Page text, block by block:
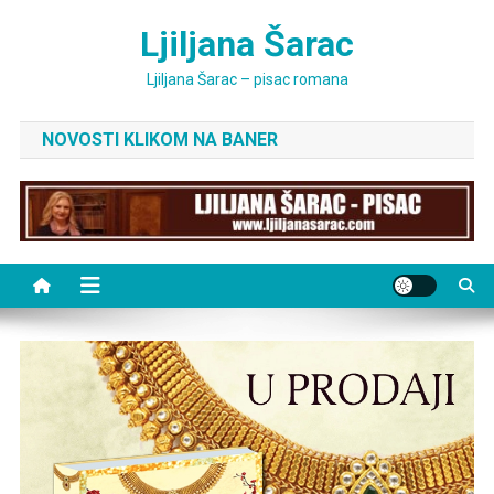
Ljiljana Šarac
Ljiljana Šarac – pisac romana
NOVOSTI KLIKOM NA BANER